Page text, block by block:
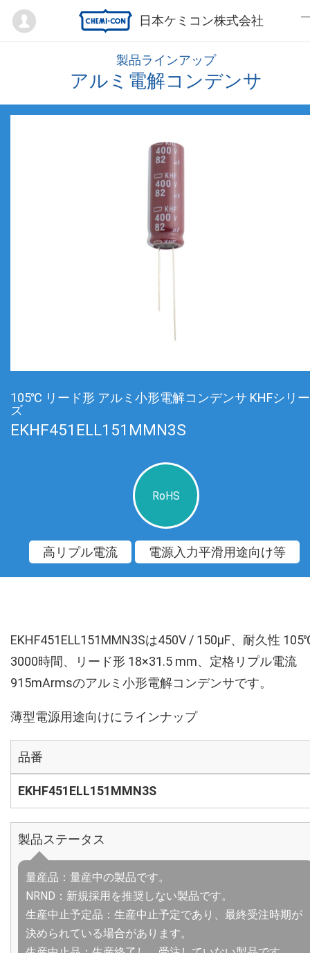
日本ケミコン株式会社
Mypage
製品ラインアップ
アルミ電解コンデンサ
105℃ リード形 アルミ小形電解コンデンサ KHFシリー
ズ
EKHF451ELL151MMN3S
RoHS
高リプル電流 電源入力平滑用途向け等
EKHF451ELL151MMN3Sは450V / 150µF、耐久性
3000時間、リード形 18×31.5 mm、定格リプル電流
915mArmsのアルミ小形電解コンデンサです。
薄型電源用途向けにラインナップ
品番
EKHF451ELL151MMN3S
製品ステータス
量産品：量産中の製品です。
NRND：新規採用を推奨しない製品です。
生産中止予定品：生産中止予定であり、最終受注時期が
決められている場合があります。